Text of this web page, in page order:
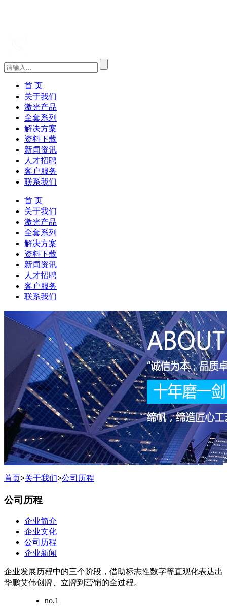
首 页
关于我们
激光产品
全套系列
解决方案
资料下载
新闻资讯
人才招聘
客户服务
联系我们
首 页
关于我们
激光产品
全套系列
解决方案
资料下载
新闻资讯
人才招聘
客户服务
联系我们
首页>关于我们>公司历程
公司历程
企业简介
企业文化
公司历程
企业新闻
企业发展历程中的三个阶段，借助标志性数字等直观化表达出
华鹏艾伟创牌、立牌到营销的全过程。
no.1